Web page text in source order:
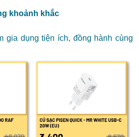
khoảnh khắc
gia dụng tiện ích, đồng hành cùng